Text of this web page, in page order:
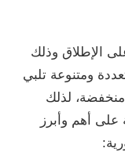
الإطلاق وذلك
ومتنوعة تلبي
منخفضة، لذلك
على أهم وأبرز